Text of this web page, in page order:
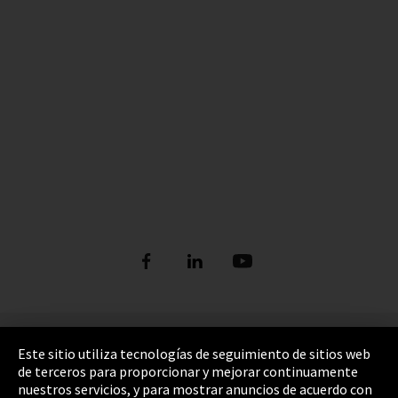
Pie de imprenta
Política de privacidad
Este sitio utiliza tecnologías de seguimiento de sitios web
de terceros para proporcionar y mejorar continuamente
nuestros servicios, y para mostrar anuncios de acuerdo con